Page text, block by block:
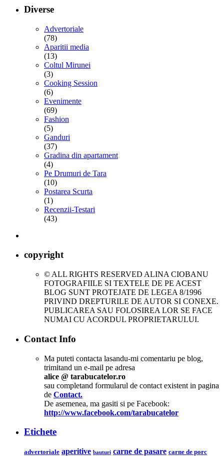
Diverse
Advertoriale
(78)
Aparitii media
(13)
Coltul Mirunei
(3)
Cooking Session
(6)
Evenimente
(69)
Fashion
(5)
Ganduri
(37)
Gradina din apartament
(4)
Pe Drumuri de Tara
(10)
Postarea Scurta
(1)
Recenzii-Testari
(43)
copyright
© ALL RIGHTS RESERVED ALINA CIOBANU
FOTOGRAFIILE SI TEXTELE DE PE ACEST
BLOG SUNT PROTEJATE DE LEGEA 8/1996
PRIVIND DREPTURILE DE AUTOR SI CONEXE.
PUBLICAREA SAU FOLOSIREA LOR SE FACE
NUMAI CU ACORDUL PROPRIETARULUI.
Contact Info
Ma puteti contacta lasandu-mi comentariu pe blog,
trimitand un e-mail pe adresa
alice @ tarabucatelor.ro
sau completand formularul de contact existent in pagina
de Contact.
De asemenea, ma gasiti si pe Facebook:
http://www.facebook.com/tarabucatelor
Etichete
advertoriale aperitive bauturi carne de pasare carne de porc